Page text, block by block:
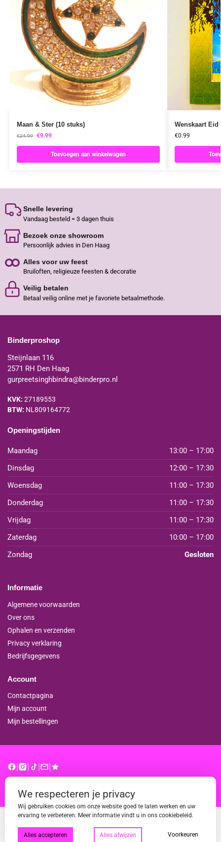
Maan & Ster (10 stuks)
€24.99 €9.99
Toevoegen aan winkelwagen
Wenskaart Eid
€0.99
Snelle levering
Vandaag besteld = 3 dagen thuis
Bezoek onze showroom
Persoonlijk advies in Den Haag
Alles voor uw feest
Bruiloften, religieuze feesten & decoratie
Veilig betalen
Betaal veilig online met je favoriete betaalmethode.
Binderproshop
Steijnlaan 116
2571 RH Den Haag
gurpreetsinghbindra@binderpro.nl
KVK: 27189553
BTW: NL809164772
Openingstijden
Maandag
13:00 – 17:00
Dinsdag
12:00 – 17:30
Woensdag
11:00 – 17:30
Donderdag
11:00 – 17:30
Vrijdag
11:00 – 17:30
Zaterdag
10:00 – 17:00
Zondag
Gesloten
Informatie
Algemene voorwaarden
Over ons
Ophalen en verzenden
Privacy verklaring
Bedrijfsgegevens
Account
Contactpagina
Mijn account
Mijn bestellingen
We respecteren je privacy
Wij gebruiken cookies om onze website goed te laten werken en uw
ervaring te verbeteren. Meer informatie vindt u in ons cookiebeleid.
Alles accepteren Alles afwijzen Voorkeuren